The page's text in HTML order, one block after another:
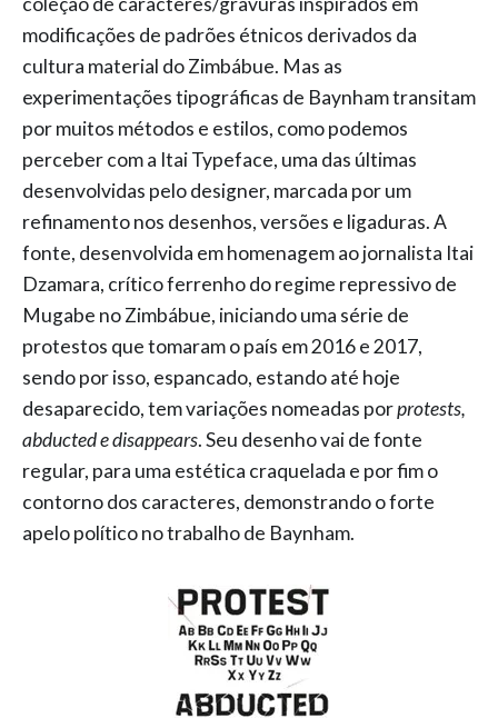
modificações de padrões étnicos derivados da
cultura material do Zimbábue. Mas as
experimentações tipográficas de Baynham transitam
por muitos métodos e estilos, como podemos
perceber com a Itai Typeface, uma das últimas
desenvolvidas pelo designer, marcada por um
refinamento nos desenhos, versões e ligaduras. A
fonte, desenvolvida em homenagem ao jornalista Itai
Dzamara, crítico ferrenho do regime repressivo de
Mugabe no Zimbábue, iniciando uma série de
protestos que tomaram o país em 2016 e 2017,
sendo por isso, espancado, estando até hoje
desaparecido, tem variações nomeadas porprotests,
abducted e disappears. Seu desenho vai de fonte
regular, para uma estética craquelada e por fim o
contorno dos caracteres, demonstrando o forte
apelo político no trabalho de Baynham.